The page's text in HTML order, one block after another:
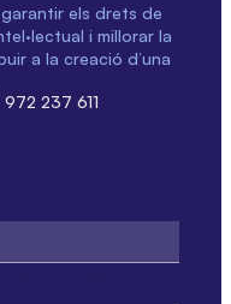
els drets de
i millorar la
a la creació d’una
237 611